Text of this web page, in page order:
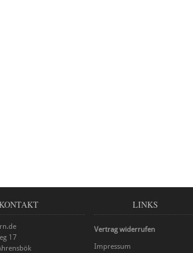
17
LINKS
Vertrag widerrufen
Impressum